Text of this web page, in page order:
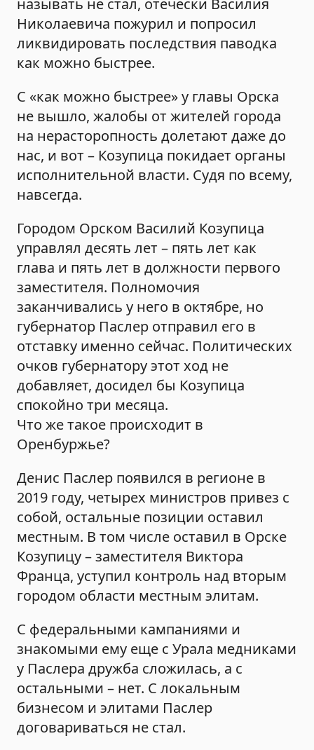
Николаевича пожурил и попросил
ликвидировать последствия паводка
как можно быстрее.
С «как можно быстрее» у главы Орска
не вышло, жалобы от жителей города
на нерасторопность долетают даже до
нас, и вот – Козупица покидает органы
исполнительной власти. Судя по всему,
навсегда.
Городом Орском Василий Козупица
управлял десять лет – пять лет как
глава и пять лет в должности первого
заместителя. Полномочия
заканчивались у него в октябре, но
губернатор Паслер отправил его в
отставку именно сейчас. Политических
очков губернатору этот ход не
добавляет, досидел бы Козупица
спокойно три месяца.
Что же такое происходит в
Оренбуржье?
Денис Паслер появился в регионе в
2019 году, четырех министров привез с
собой, остальные позиции оставил
местным. В том числе оставил в Орске
Козупицу – заместителя Виктора
Франца, уступил контроль над вторым
городом области местным элитам.
С федеральными кампаниями и
знакомыми ему еще с Урала медниками
у Паслера дружба сложилась, а с
остальными – нет. С локальным
бизнесом и элитами Паслер
договариваться не стал.